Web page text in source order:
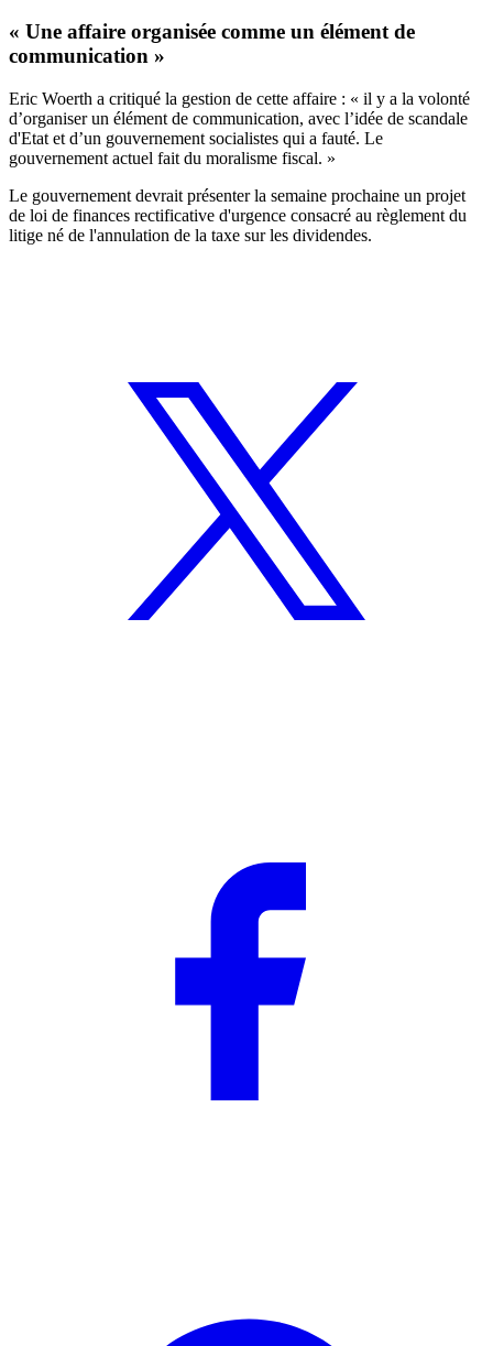
« Une affaire organisée comme un élément de
communication »
Eric Woerth a critiqué la gestion de cette affaire : « il y a la volonté
d’organiser un élément de communication, avec l’idée de scandale
d'Etat et d’un gouvernement socialistes qui a fauté. Le
gouvernement actuel fait du moralisme fiscal. »
Le gouvernement devrait présenter la semaine prochaine un projet
de loi de finances rectificative d'urgence consacré au règlement du
litige né de l'annulation de la taxe sur les dividendes.